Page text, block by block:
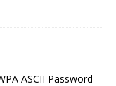
ASCII Password